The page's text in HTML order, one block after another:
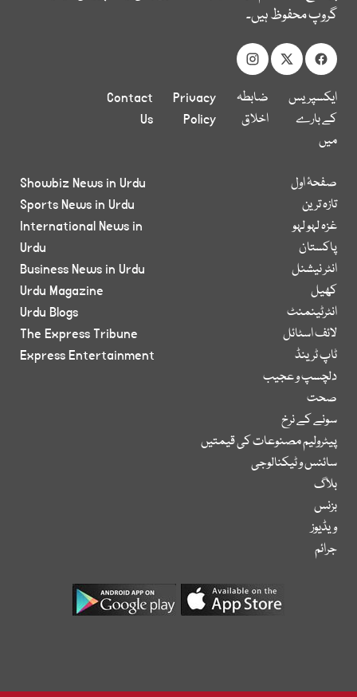
گروپ محفوظ ہیں۔
ایکسپریس
کے بارے
میں
ضابطہ
اخلاق
Privacy
Policy
Contact
Us
صفحۂ اول
تازہ ترین
غزہ لہو لہو
پاکستان
انٹر نیشنل
کھیل
انٹرٹینمنٹ
لائف اسٹائل
ٹاپ ٹرینڈ
دلچسپ و عجیب
صحت
سونے کے نرخ
پیٹرولیم مصنوعات کی قیمتیں
سائنس و ٹیکنالوجی
بلاگ
بزنس
ویڈیوز
جرائم
Showbiz News in Urdu
Sports News in Urdu
International News in
Urdu
Business News in Urdu
Urdu Magazine
Urdu Blogs
The Express Tribune
Express Entertainment